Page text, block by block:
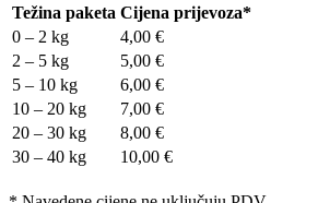
Težina paketa Cijena prijevoza*
0 – 2 kg
4,00 €
2 – 5 kg
5,00 €
5 – 10 kg
6,00 €
10 – 20 kg
7,00 €
20 – 30 kg
8,00 €
30 – 40 kg
10,00 €